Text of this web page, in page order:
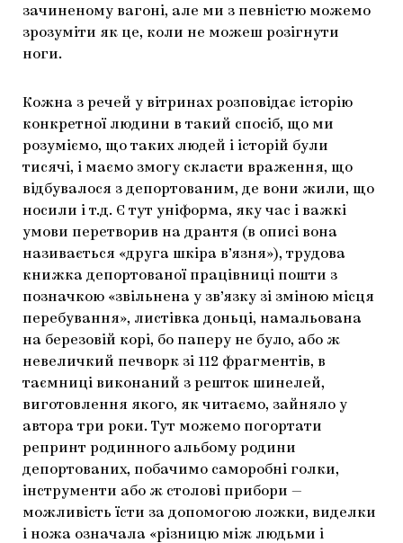
зачиненому вагоні, але ми з певністю можемо
зрозуміти як це, коли не можеш розігнути
ноги.
Кожна з речей у вітринах розповідає історію
конкретної людини в такий спосіб, що ми
розуміємо, що таких людей і історій були
тисячі, і маємо змогу скласти враження, що
відбувалося з депортованим, де вони жили, що
носили і т.д. Є тут уніформа, яку час і важкі
умови перетворив на дрантя (в описі вона
називається «друга шкіра в’язня»), трудова
книжка депортованої працівниці пошти з
позначкою «звільнена у зв’язку зі зміною місця
перебування», листівка доньці, намальована
на березовій корі, бо паперу не було, або ж
невеличкий печворк зі 112 фрагментів, в
таємниці виконаний з решток шинелей,
виготовлення якого, як читаємо, зайняло у
автора три роки. Тут можемо погортати
репринт родинного альбому родини
депортованих, побачимо саморобні голки,
інструменти або ж столові прибори —
можливість їсти за допомогою ложки, виделки
і ножа означала «різницю між людьми і